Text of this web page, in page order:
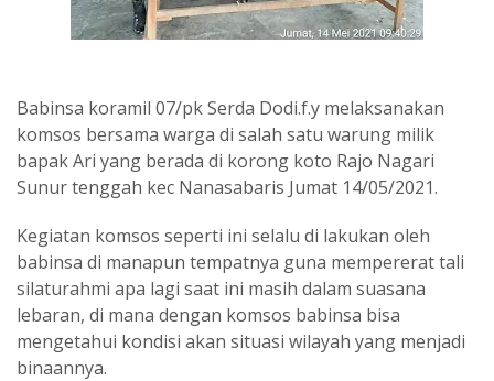
Babinsa koramil 07/pk Serda Dodi.f.y melaksanakan
komsos bersama warga di salah satu warung milik
bapak Ari yang berada di korong koto Rajo Nagari
Sunur tenggah kec Nanasabaris Jumat 14/05/2021.
Kegiatan komsos seperti ini selalu di lakukan oleh
babinsa di manapun tempatnya guna mempererat tali
silaturahmi apa lagi saat ini masih dalam suasana
lebaran, di mana dengan komsos babinsa bisa
mengetahui kondisi akan situasi wilayah yang menjadi
binaannya.